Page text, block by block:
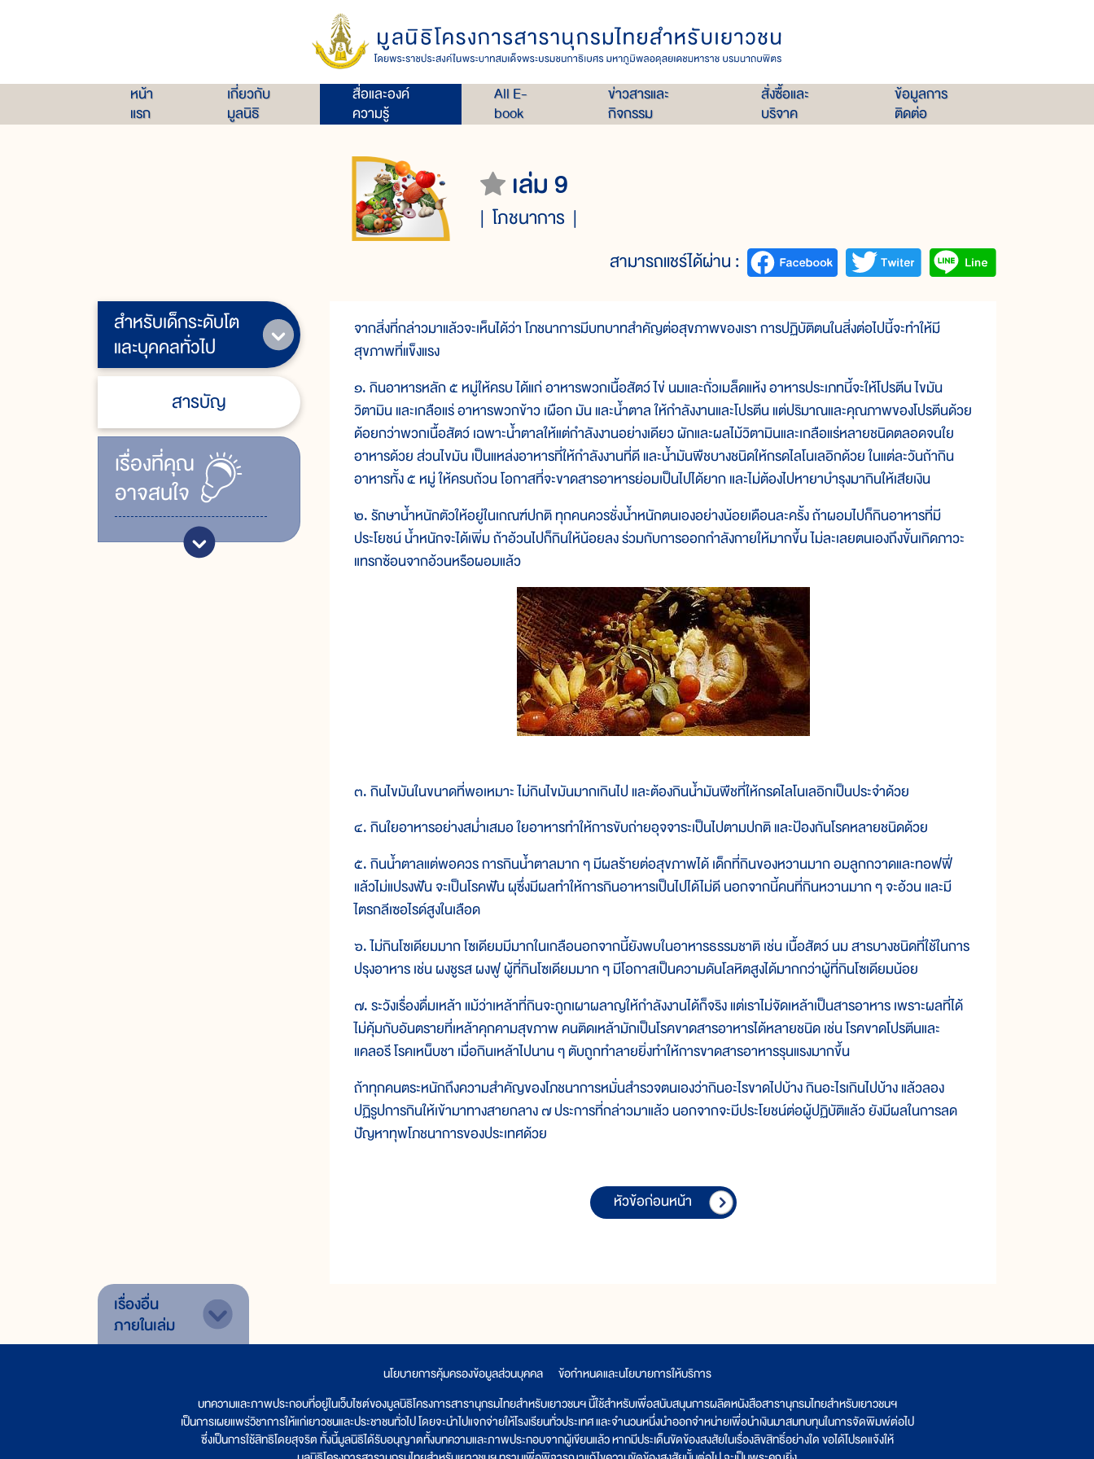
หน้า
แรก
เกี่ยวกับ
มูลนิธิ
สื่อและองค์
ความรู้
All E-
book
ข่าวสารและ
กิจกรรม
สั่งซื้อและ
บริจาค
ข้อมูลการ
ติดต่อ
เล่ม 9
โภชนาการ
สามารถแชร์ได้ผ่าน :
สำหรับเด็กระดับโต
และบุคคลทั่วไป
สารบัญ
เรื่ิองที่คุณ
อาจสนใจ
จากสิ่งที่กล่าวมาแล้วจะเห็นได้ว่า โภชนาการมีบทบาทสำคัญต่อสุขภาพของเรา การปฏิบัติตนในสิ่งต่อไปนี้จะทำให้มี
สุขภาพที่แข็งแรง
๑. กินอาหารหลัก ๕ หมู่ให้ครบ ได้แก่ อาหารพวกเนื้อสัตว์ ไข่ นมและถั่วเมล็ดแห้ง อาหารประเภทนี้จะให้โปรตีน ไขมัน
วิตามิน และเกลือแร่ อาหารพวกข้าว เผือก มัน และน้ำตาล ให้กำลังงานและโปรตีน แต่ปริมาณและคุณภาพของโปรตีนด้วย
ด้อยกว่าพวกเนื้อสัตว์ เฉพาะน้ำตาลให้แต่กำลังงานอย่างเดียว ผักและผลไม้วิตามินและเกลือแร่หลายชนิดตลอดจนใย
อาหารด้วย ส่วนไขมัน เป็นแหล่งอาหารที่ให้กำลังงานที่ดี และน้ำมันพืชบางชนิดให้กรดไลโนเลอิกด้วย ในแต่ละวันถ้ากิน
อาหารทั้ง ๕ หมู่ ให้ครบถ้วน โอกาสที่จะขาดสารอาหารย่อมเป็นไปได้ยาก และไม่ต้องไปหายาบำรุงมากินให้เสียเงิน
๒. รักษาน้ำหนักตัวให้อยู่ในเกณฑ์ปกติ ทุกคนควรชั่งน้ำหนักตนเองอย่างน้อยเดือนละครั้ง ถ้าผอมไปก็กินอาหารที่มี
ประโยชน์ น้ำหนักจะได้เพิ่ม ถ้าอ้วนไปก็กินให้น้อยลง ร่วมกับการออกกำลังกายให้มากขึ้น ไม่ละเลยตนเองถึงขั้นเกิดภาวะ
แทรกซ้อนจากอ้วนหรือผอมแล้ว
๓. กินไขมันในขนาดที่พอเหมาะ ไม่กินไขมันมากเกินไป และต้องกินน้ำมันพืชที่ให้กรดไลโนเลอิกเป็นประจำด้วย
๔. กินใยอาหารอย่างสม่ำเสมอ ใยอาหารทำให้การขับถ่ายอุจจาระเป็นไปตามปกติ และป้องกันโรคหลายชนิดด้วย
๕. กินน้ำตาลแต่พอควร การกินน้ำตาลมาก ๆ มีผลร้ายต่อสุขภาพได้ เด็กที่กินของหวานมาก อมลูกกวาดและทอฟฟี่
แล้วไม่แปรงฟัน จะเป็นโรคฟัน ผุซึ่งมีผลทำให้การกินอาหารเป็นไปได้ไม่ดี นอกจากนี้คนที่กินหวานมาก ๆ จะอ้วน และมี
ไตรกลีเซอไรด์สูงในเลือด
๖. ไม่กินโซเดียมมาก โซเดียมมีมากในเกลือนอกจากนี้ยังพบในอาหารธรรมชาติ เช่น เนื้อสัตว์ นม สารบางชนิดที่ใช้ในการ
ปรุงอาหาร เช่น ผงชูรส ผงฟู ผู้ที่กินโซเดียมมาก ๆ มีโอกาสเป็นความดันโลหิตสูงได้มากกว่าผู้ที่กินโซเดียมน้อย
๗. ระวังเรื่องดื่มเหล้า แม้ว่าเหล้าที่กินจะถูกเผาผลาญให้กำลังงานได้ก็จริง แต่เราไม่จัดเหล้าเป็นสารอาหาร เพราะผลที่ได้
ไม่คุ้มกับอันตรายที่เหล้าคุกคามสุขภาพ คนติดเหล้ามักเป็นโรคขาดสารอาหารได้หลายชนิด เช่น โรคขาดโปรตีนและ
แคลอรี โรคเหน็บชา เมื่อกินเหล้าไปนาน ๆ ตับถูกทำลายยิ่งทำให้การขาดสารอาหารรุนแรงมากขึ้น
ถ้าทุกคนตระหนักถึงความสำคัญของโภชนาการหมั่นสำรวจตนเองว่ากินอะไรขาดไปบ้าง กินอะไรเกินไปบ้าง แล้วลอง
ปฏิรูปการกินให้เข้ามาทางสายกลาง ๗ ประการที่กล่าวมาแล้ว นอกจากจะมีประโยชน์ต่อผู้ปฏิบัติแล้ว ยังมีผลในการลด
ปัญหาทุพโภชนาการของประเทศด้วย
หัวข้อก่อนหน้า
เรื่องอื่น
ภายในเล่ม
นโยบายการคุ้มครองข้อมูลส่วนบุคคล
ข้อกำหนดและนโยบายการให้บริการ
บทความและภาพประกอบที่อยู่ในเว็บไซต์ของมูลนิธิโครงการสารานุกรมไทยสำหรับเยาวชนฯ นี้ใช้สำหรับเพื่อสนับสนุนการผลิตหนังสือสารานุกรมไทยสำหรับเยาวชนฯ
เป็นการเผยแพร่วิชาการให้แก่เยาวชนและประชาชนทั่วไป โดยจะนำไปแจกจ่ายให้โรงเรียนทั่วประเทศ และจำนวนหนึ่งนำออกจำหน่ายเพื่อนำเงินมาสมทบทุนในการจัดพิมพ์ต่อไป
ซึ่งเป็นการใช้สิทธิโดยสุจริต ทั้งนี้มูลนิธิได้รับอนุญาตทั้งบทความและภาพประกอบจากผู้เขียนแล้ว หากมีประเด็นขัดข้องสงสัยในเรื่องลิขสิทธิ์อย่างใด ขอได้โปรดแจ้งให้